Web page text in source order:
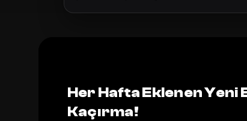
Her Hafta Eklenen Yeni
Kaçırma!